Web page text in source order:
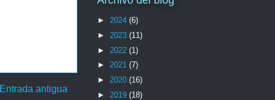
Entrada antigua
► 2024 (6)
► 2023 (11)
► 2022 (1)
► 2021 (7)
► 2020 (16)
► 2019 (18)